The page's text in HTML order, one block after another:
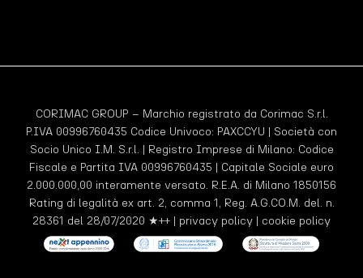
CORIMAC GROUP – Marchio registrato da Corimac S.r.l.
P.IVA 00996760435 Codice Univoco: PAXCCYU | Società con
Socio Unico I.M. S.r.l. | Registro Imprese di Milano: Codice
Fiscale e Partita IVA 00996760435 | Capitale Sociale euro
2.000.000,00 interamente versato. R.E.A. di Milano 1850156
Rating di legalità ex art. 2, comma 1, Reg. A.G.CO.M. del. n.
28361 del 28/07/2020 ★++ | privacy policy | cookie policy